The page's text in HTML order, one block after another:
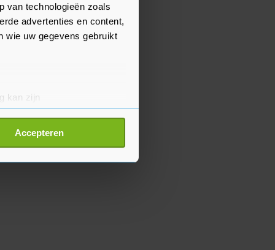
van technologieën zoals
advertenties en content,
wie uw gegevens gebruikt
kan zijn
detailgedeelte
Accepteren